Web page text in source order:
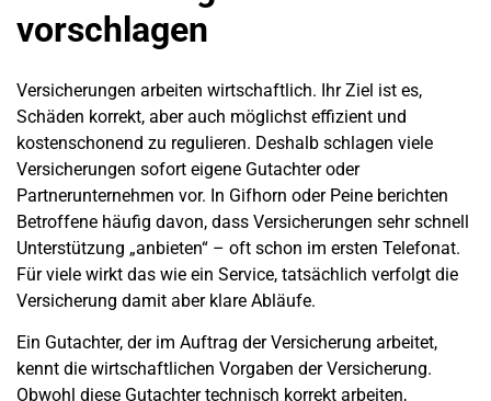
vorschlagen
Versicherungen arbeiten wirtschaftlich. Ihr Ziel ist es,
Schäden korrekt, aber auch möglichst effizient und
kostenschonend zu regulieren. Deshalb schlagen viele
Versicherungen sofort eigene Gutachter oder
Partnerunternehmen vor. In Gifhorn oder Peine berichten
Betroffene häufig davon, dass Versicherungen sehr schnell
Unterstützung „anbieten“ – oft schon im ersten Telefonat.
Für viele wirkt das wie ein Service, tatsächlich verfolgt die
Versicherung damit aber klare Abläufe.
Ein Gutachter, der im Auftrag der Versicherung arbeitet,
kennt die wirtschaftlichen Vorgaben der Versicherung.
Obwohl diese Gutachter technisch korrekt arbeiten,